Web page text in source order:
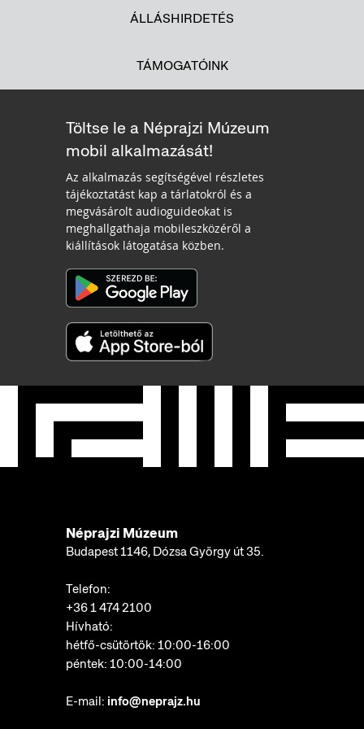
ÁLLÁSHIRDETÉS
TÁMOGATÓINK
Töltse le a Néprajzi Múzeum
mobil alkalmazását!
Az alkalmazás segítségével részletes
tájékoztatást kap a tárlatokról és a
megvásárolt audioguideokat is
meghallgathaja mobileszközéről a
kiállítások látogatása közben.
Néprajzi Múzeum
Budapest 1146, Dózsa György út 35.
Telefon:
+36 1 474 2100
Hívható:
hétfő-csütörtök: 10:00-16:00
péntek: 10:00-14:00
E-mail: info@neprajz.hu